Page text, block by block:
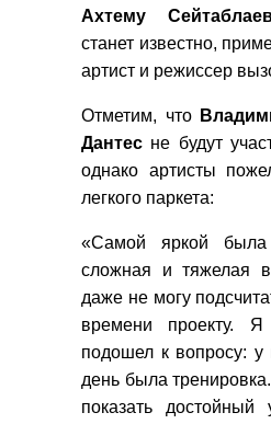
Ахтему
станет известно,
артист и режиссер
Отметим, что
Дантес не будут
однако артисты
легкого паркета:
«Самой яркой
сложная и тяжелая
даже не могу
времени проекту.
подошел к вопросу:
день была
показать достойный